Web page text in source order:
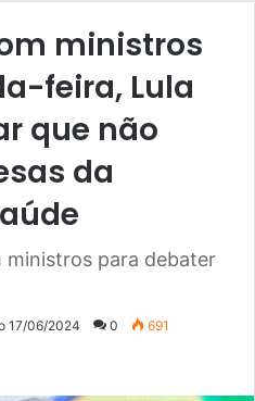
ministros
feira, Lula
que não
da
ministros para debater
17/06/2024 0 691